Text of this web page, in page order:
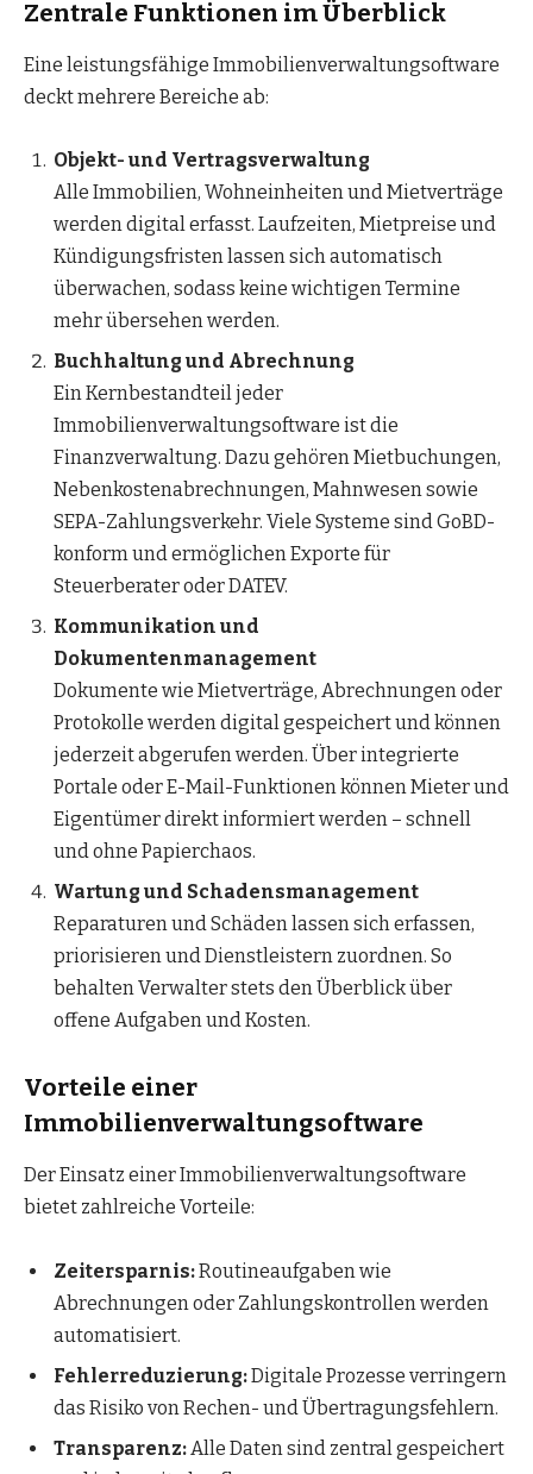
Zentrale Funktionen im Überblick
Eine leistungsfähige Immobilienverwaltungsoftware
deckt mehrere Bereiche ab:
Objekt- und Vertragsverwaltung
Alle Immobilien, Wohneinheiten und Mietverträge
werden digital erfasst. Laufzeiten, Mietpreise und
Kündigungsfristen lassen sich automatisch
überwachen, sodass keine wichtigen Termine
mehr übersehen werden.
Buchhaltung und Abrechnung
Ein Kernbestandteil jeder
Immobilienverwaltungsoftware ist die
Finanzverwaltung. Dazu gehören Mietbuchungen,
Nebenkostenabrechnungen, Mahnwesen sowie
SEPA-Zahlungsverkehr. Viele Systeme sind GoBD-
konform und ermöglichen Exporte für
Steuerberater oder DATEV.
Kommunikation und
Dokumentenmanagement
Dokumente wie Mietverträge, Abrechnungen oder
Protokolle werden digital gespeichert und können
jederzeit abgerufen werden. Über integrierte
Portale oder E-Mail-Funktionen können Mieter und
Eigentümer direkt informiert werden – schnell
und ohne Papierchaos.
Wartung und Schadensmanagement
Reparaturen und Schäden lassen sich erfassen,
priorisieren und Dienstleistern zuordnen. So
behalten Verwalter stets den Überblick über
offene Aufgaben und Kosten.
Vorteile einer
Immobilienverwaltungsoftware
Der Einsatz einer Immobilienverwaltungsoftware
bietet zahlreiche Vorteile:
Zeitersparnis:Routineaufgaben wie
Abrechnungen oder Zahlungskontrollen werden
automatisiert.
Fehlerreduzierung:Digitale Prozesse verringern
das Risiko von Rechen- und Übertragungsfehlern.
Transparenz:Alle Daten sind zentral gespeichert